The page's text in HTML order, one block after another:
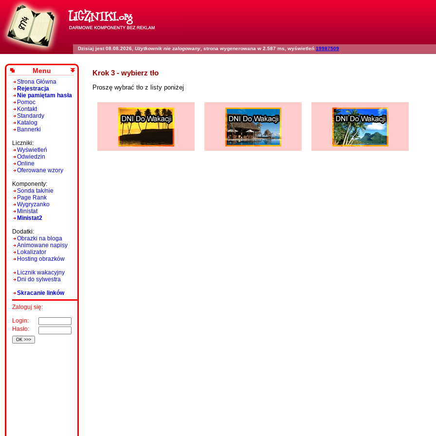
Dzisiaj jest 08.08.2026, Użytkownik nie zalogowany , strona wygenerowana w 2.587 ms, wyświetleń 19987509
Menu
Strona Główna
Rejestracja
Nie pamiętam hasła
Pomoc
Kontakt
Standardy
Katalog
Bannerki
Liczniki:
Wyświetleń
Odwiedzin
Online
Oferowane wzory
Komponenty:
Sonda tak/nie
Page Rank
Wygryzanko
Ministat
Ministat2
Dodatki:
Obrazki na bloga
Animowane napisy
Lokalizator
Hosting obrazków
Licznik wakacyjny
Dni do sylwestra
Skracanie linków
Zaloguj się:
Login:
Hasło:
Krok 3 - wybierz tło
Proszę wybrać tło z listy poniżej